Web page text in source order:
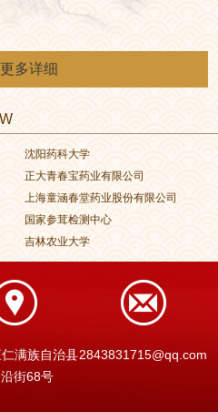
多详细
沈阳药科大学
正大青春宝药业有限公司
上海童涵春堂药业股份有限公司
国家参茸检测中心
吉林农业大学
满族自治县
街68号
2843831715@qq.com